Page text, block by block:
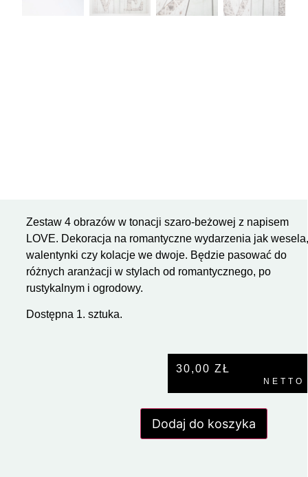
Zestaw 4 obrazów w tonacji szaro-beżowej z napisem
LOVE. Dekoracja na romantyczne wydarzenia jak
walentynki czy kolacje we dwoje. Będzie pasować do
różnych aranżacji w stylach od romantycznego, po
rustykalnym i ogrodowy.
Dostępna 1. sztuka.
30,00 ZŁ
NETTO
Dodaj do koszyka